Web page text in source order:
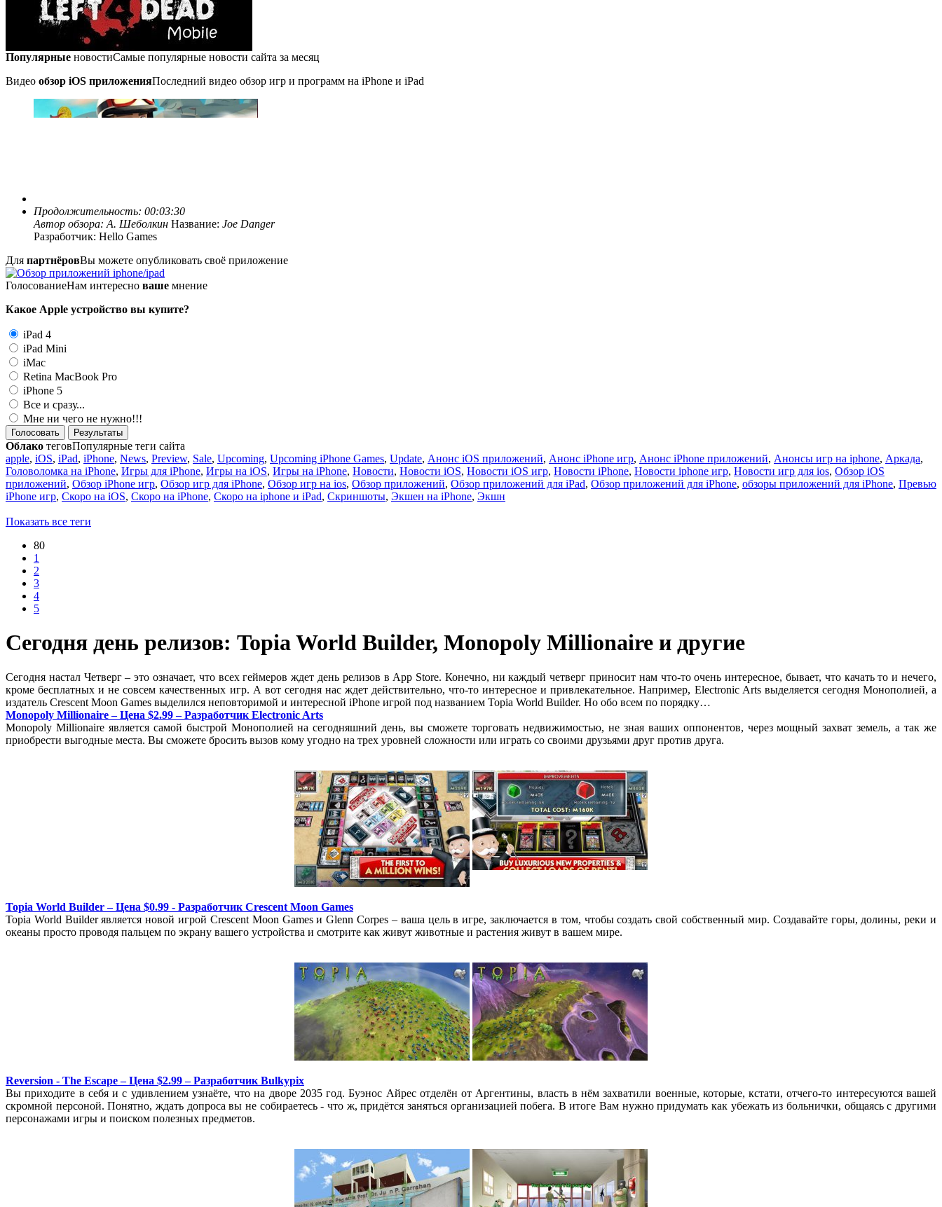
Популярные новостиСамые популярные новости сайта за месяц
Видео обзор iOS приложенияПоследний видео обзор игр и программ на iPhone и iPad
Продолжительность: 00:03:30
Автор обзора: А. Шеболкин Название: Joe Danger
Разработчик: Hello Games
Для партнёровВы можете опубликовать своё приложение
ГолосованиеНам интересно ваше мнение
Какое Apple устройство вы купите?
iPad 4
iPad Mini
iMac
Retina MacBook Pro
iPhone 5
Все и сразу...
Мне ни чего не нужно!!!
Голосовать Результаты
Облако теговПопулярные теги сайта
apple, iOS, iPad, iPhone, News, Preview, Sale, Upcoming, Upcoming iPhone Games, Update, Анонс iOS приложений, Анонс iPhone игр, Анонс iPhone приложений, Анонсы игр на iphone, Аркада,
Головоломка на iPhone, Игры для iPhone, Игры на iOS, Игры на iPhone, Новости, Новости iOS, Новости iOS игр, Новости iPhone, Новости iphone игр, Новости игр для ios, Обзор iOS
приложений, Обзор iPhone игр, Обзор игр для iPhone, Обзор игр на ios, Обзор приложений, Обзор приложений для iPad, Обзор приложений для iPhone, обзоры приложений для iPhone, Превью
iPhone игр, Скоро на iOS, Скоро на iPhone, Скоро на iphone и iPad, Скриншоты, Экшен на iPhone, Экшн
Показать все теги
80
1
2
3
4
5
Сегодня день релизов: Topia World Builder, Monopoly Millionaire и другие
Сегодня настал Четверг – это означает, что всех геймеров ждет день релизов в App Store. Конечно, ни каждый четверг приносит нам что-то очень интересное, бывает, что качать то и нечего,
кроме бесплатных и не совсем качественных игр. А вот сегодня нас ждет действительно, что-то интересное и привлекательное. Например, Electronic Arts выделяется сегодня Монополией, а
издатель Crescent Moon Games выделился неповторимой и интересной iPhone игрой под названием Topia World Builder. Но обо всем по порядку…
Monopoly Millionaire – Цена $2.99 – Разработчик Electronic Arts
Monopoly Millionaire является самой быстрой Монополией на сегодняшний день, вы сможете торговать недвижимостью, не зная ваших оппонентов, через мощный захват земель, а так же
приобрести выгодные места. Вы сможете бросить вызов кому угодно на трех уровней сложности или играть со своими друзьями друг против друга.
Topia World Builder – Цена $0.99 - Разработчик Crescent Moon Games
Topia World Builder является новой игрой Crescent Moon Games и Glenn Corpes – ваша цель в игре, заключается в том, чтобы создать свой собственный мир. Создавайте горы, долины, реки и
океаны просто проводя пальцем по экрану вашего устройства и смотрите как живут животные и растения живут в вашем мире.
Reversion - The Escape – Цена $2.99 – Разработчик Bulkypix
Вы приходите в себя и с удивлением узнаёте, что на дворе 2035 год. Буэнос Айрес отделён от Аргентины, власть в нём захватили военные, которые, кстати, отчего-то интересуются вашей
скромной персоной. Понятно, ждать допроса вы не собираетесь - что ж, придётся заняться организацией побега. В итоге Вам нужно придумать как убежать из больнички, общаясь с другими
персонажами игры и поиском полезных предметов.